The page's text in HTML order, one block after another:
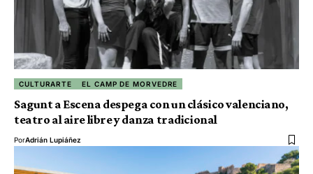
CULTURARTE EL CAMP DE MORVEDRE
Sagunt a Escena despega con un clásico valenciano,
teatro al aire libre y danza tradicional
PorAdrián Lupiáñez